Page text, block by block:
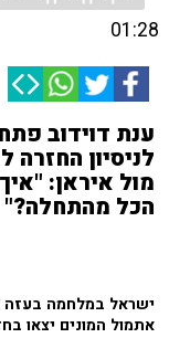
01:28
ענת דוידוב
לניסיון
מול איראן:
הכל מהתחלה?"
אתמול המונים יצאו